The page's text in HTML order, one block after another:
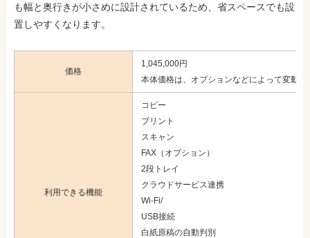
も幅と奥行きが小さめに設計されているため、省スペースでも設
置しやすくなります。
価格
1,045,000円
本体価格は、オプションなどによって変動
利用できる機能
コピー
プリント
スキャン
FAX（オプション）
2段トレイ
クラウドサービス連携
Wi-Fi/
USB接続
白紙原稿の自動判別